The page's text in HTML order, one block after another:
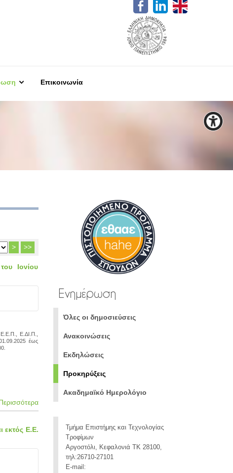
Επικοινωνία
> >>
Ιονίου
Ε.ΔΙ.Π.,
έως
εκτός Ε.Ε.
Ενημέρωση
Όλες οι δημοσιεύσεις
Ανακοινώσεις
Εκδηλώσεις
Προκηρύξεις
Ακαδημαϊκό Ημερολόγιο
Τμήμα Επιστήμης και Τεχνολογίας
Τροφίμων
Αργοστόλι, Κεφαλονιά ΤΚ 28100,
τηλ:26710-27101
E-mail: